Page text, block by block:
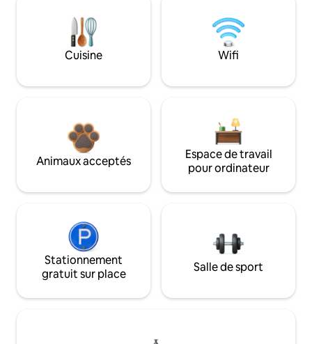
Cuisine Wifi
Animaux acceptés
Espace de travail
pour ordinateur
Stationnement
gratuit sur place
Salle de sport